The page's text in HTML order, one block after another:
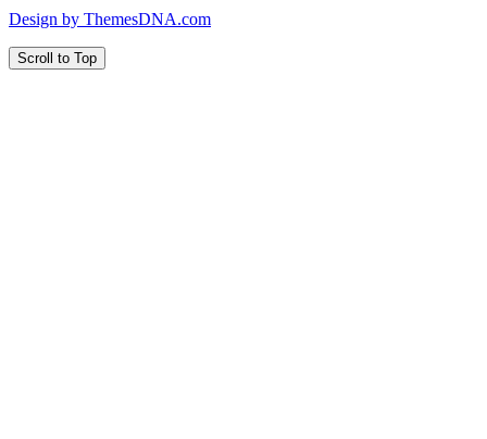
Design by ThemesDNA.com
Scroll to Top